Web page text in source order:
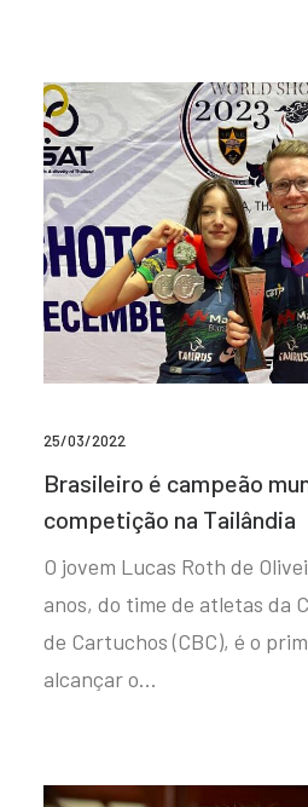
25/03/2022
Brasileiro é campeão
competição na Tailândia
O jovem Lucas Roth de
anos, do time de atletas da
de Cartuchos (CBC), é o
alcançar o…